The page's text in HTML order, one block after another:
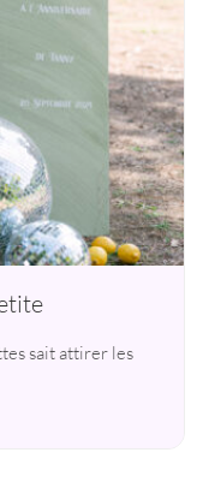
sait attirer les